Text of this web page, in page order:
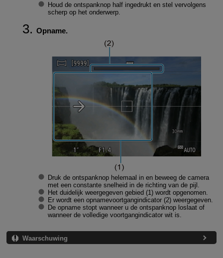
Houd de ontspanknop half ingedrukt en stel vervolgens
scherp op het onderwerp.
Opname.
Druk de ontspanknop helemaal in en beweeg de camera
met een constante snelheid in de richting van de pijl.
Het duidelijk weergegeven gebied (1) wordt opgenomen.
Er wordt een opnamevoortgangindicator (2) weergegeven.
De opname stopt wanneer u de ontspanknop loslaat of
wanneer de volledige voortgangindicator wit is.
Waarschuwing